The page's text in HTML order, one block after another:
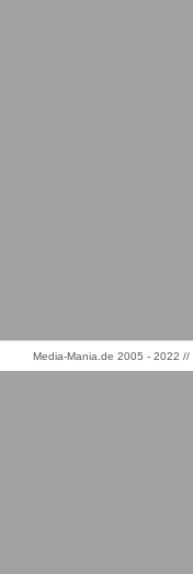
Media-Mania.de 2005 - 2022 //